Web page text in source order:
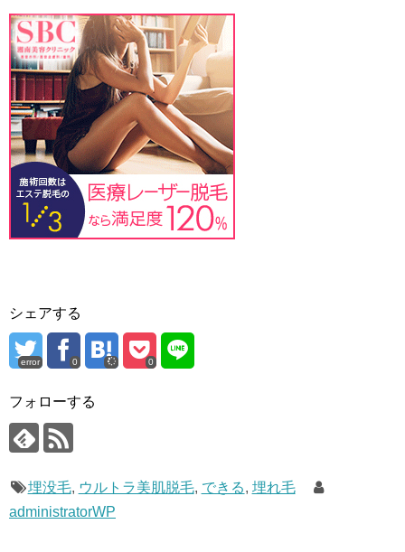
シェアする
error 0 0
フォローする
埋没毛, ウルトラ美肌脱毛, できる, 埋れ毛
administratorWP